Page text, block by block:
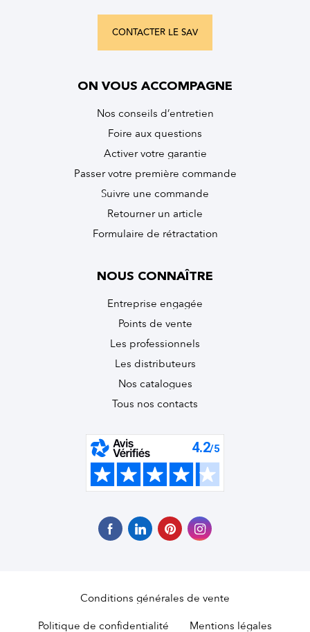
CONTACTER LE SAV
ON VOUS ACCOMPAGNE
Nos conseils d’entretien
Foire aux questions
Activer votre garantie
Passer votre première commande
Suivre une commande
Retourner un article
Formulaire de rétractation
NOUS CONNAÎTRE
Entreprise engagée
Points de vente
Les professionnels
Les distributeurs
Nos catalogues
Tous nos contacts
Conditions générales de vente
Politique de confidentialité Mentions légales